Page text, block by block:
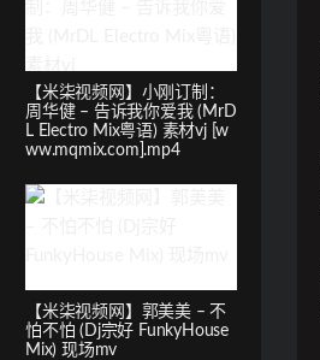
【米柒视频网】小刚订制：
周华健 – 告诉我你爱我 (MrD
L Electro Mix粤语) 素材vj [w
ww.mqmix.com].mp4
【米柒视频网】郭美美 – 不
怕不怕 (Dj宗好 FunkyHouse
Mix) 现场mv